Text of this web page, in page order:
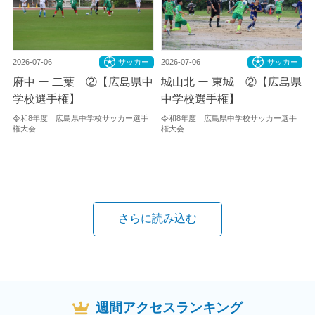
2026-07-06 サッカー
府中 ー 二葉 ②【広島県中
学校選手権】
令和8年度 広島県中学校サッカー選手
権大会
2026-07-06 サッカー
城山北 ー 東城 ②【広島県
中学校選手権】
令和8年度 広島県中学校サッカー選手
権大会
さらに読み込む
週間アクセスランキング